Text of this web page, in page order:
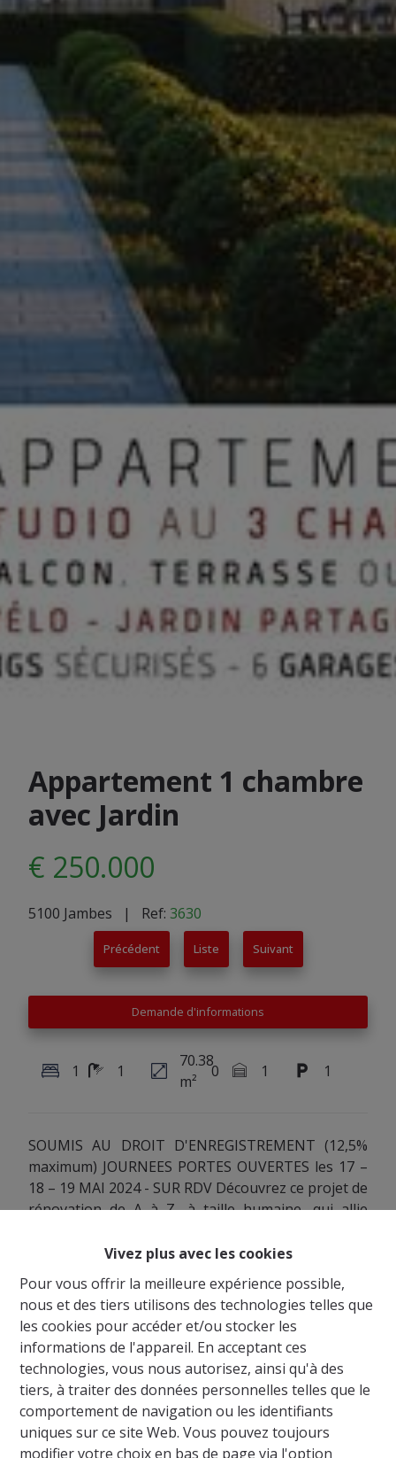
Vivez plus avec les cookies
Pour vous offrir la meilleure expérience possible,
nous et des tiers utilisons des technologies telles que
les cookies pour accéder et/ou stocker les
informations de l'appareil. En acceptant ces
technologies, vous nous autorisez, ainsi qu'à des
tiers, à traiter des données personnelles telles que le
comportement de navigation ou les identifiants
uniques sur ce site Web. Vous pouvez toujours
modifier votre choix en bas de page via l'option
Appartement 1 chambre
avec Jardin
€ 250.000
5100 Jambes | Ref: 3630
Précédent Liste Suivant
Demande d'informations
1 1
70.38
m²
0 1 1
SOUMIS AU DROIT D'ENREGISTREMENT (12,5%
maximum) JOURNEES PORTES OUVERTES les 17 –
18 – 19 MAI 2024 - SUR RDV Découvrez ce projet de
rénovation de A à Z, à taille humaine, qui allie
environnement résidentiel calme et en plein essor.
La Résidence GAMEDA s'inscrit dans une recherche
de modernité et de confort pour ses occupants. A
proximité des grands axes, de la gare de Jambes, et
à seulement 7 minutes du centre de Namur,
l'emplacement de votre futur appartement au
cœur de la commune est idéalement situé. Du
studio au 3 chambres avec jardin, chaque
appartement de la Résidence met à disposition de
ses occupants, un espace extérieur privatif très